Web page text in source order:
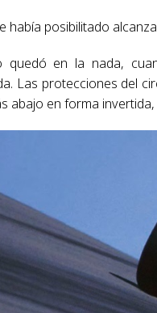
había posibilitado
quedó en la nada,
Las protecciones del
abajo en forma